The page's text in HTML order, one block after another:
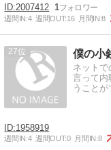
2007412 1
週間IN:4 週間OUT:16 月間IN:8
27 僕の小
ネットで
言って内
うことが
1958919
週間IN:4 週間OUT:0 月間IN:8